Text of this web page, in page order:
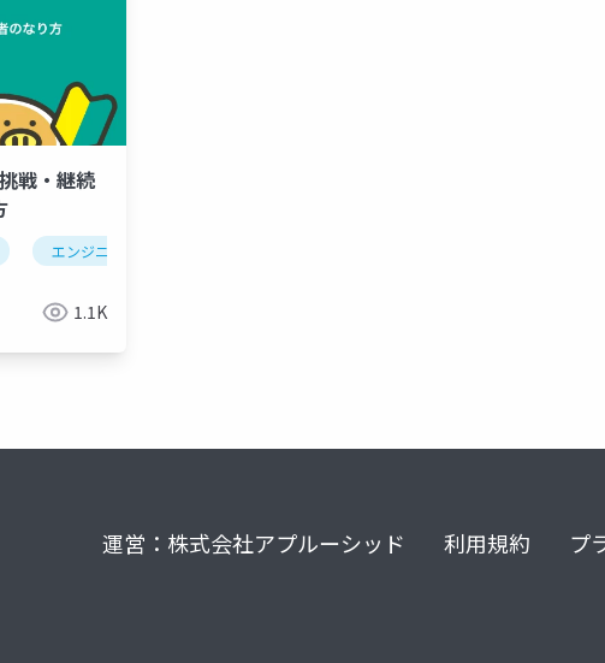
戦・継続
エンジニアと人生
1.1K
運営：株式会社アプルーシッド 利用規約 プ